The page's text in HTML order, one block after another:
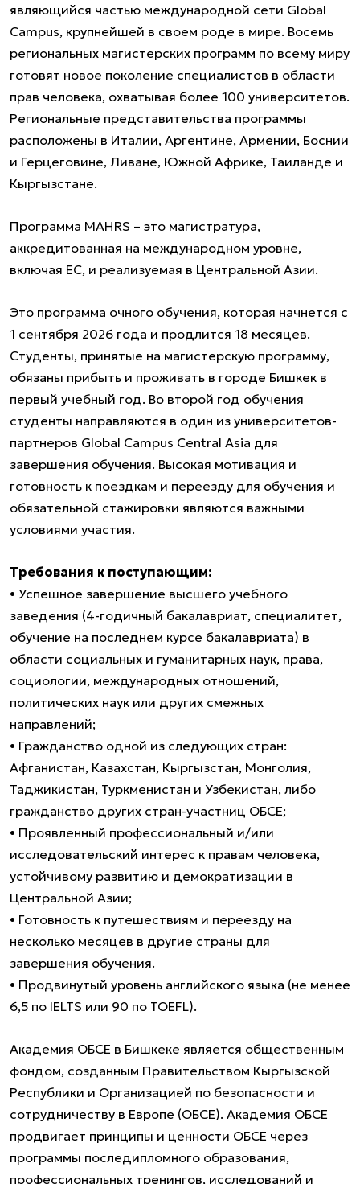
являющийся частью международной сети Global
Campus, крупнейшей в своем роде в мире. Восемь
региональных магистерских программ по всему миру
готовят новое поколение специалистов в области
прав человека, охватывая более 100 университетов.
Региональные представительства программы
расположены в Италии, Аргентине, Армении, Боснии
и Герцеговине, Ливане, Южной Африке, Таиланде и
Кыргызстане.
Программа MAHRS – это магистратура,
аккредитованная на международном уровне,
включая ЕС, и реализуемая в Центральной Азии.
Это программа очного обучения, которая начнется с
1 сентября 2026 года и продлится 18 месяцев.
Студенты, принятые на магистерскую программу,
обязаны прибыть и проживать в городе Бишкек в
первый учебный год. Во второй год обучения
студенты направляются в один из университетов-
партнеров Global Campus Central Asia для
завершения обучения. Высокая мотивация и
готовность к поездкам и переезду для обучения и
обязательной стажировки являются важными
условиями участия.
Требования к поступающим:
• Успешное завершение высшего учебного
заведения (4-годичный бакалавриат, специалитет,
обучение на последнем курсе бакалавриата) в
области социальных и гуманитарных наук, права,
социологии, международных отношений,
политических наук или других смежных
направлений;
• Гражданство одной из следующих стран:
Афганистан, Казахстан, Кыргызстан, Монголия,
Таджикистан, Туркменистан и Узбекистан, либо
гражданство других стран-участниц ОБСЕ;
• Проявленный профессиональный и/или
исследовательский интерес к правам человека,
устойчивому развитию и демократизации в
Центральной Азии;
• Готовность к путешествиям и переезду на
несколько месяцев в другие страны для
завершения обучения.
• Продвинутый уровень английского языка (не менее
6,5 по IELTS или 90 по TOEFL).
Академия ОБСЕ в Бишкеке является общественным
фондом, созданным Правительством Кыргызской
Республики и Организацией по безопасности и
сотрудничеству в Европе (ОБСЕ). Академия ОБСЕ
продвигает принципы и ценности ОБСЕ через
программы последипломного образования,
профессиональных тренингов, исследований и